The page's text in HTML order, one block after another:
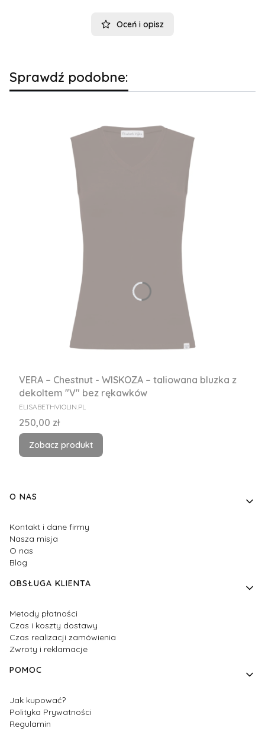
Oceń i opisz
Sprawdź podobne:
VERA – Chestnut - WISKOZA – taliowana bluzka z
dekoltem "V" bez rękawków
PRODUCENT
ELISABETHVIOLIN.PL
Cena
250,00 zł
Zobacz produkt
Linki w stopce
O NAS
Kontakt i dane firmy
Nasza misja
O nas
Blog
OBSŁUGA KLIENTA
Metody płatności
Czas i koszty dostawy
Czas realizacji zamówienia
Zwroty i reklamacje
POMOC
Jak kupować?
Polityka Prywatności
Regulamin